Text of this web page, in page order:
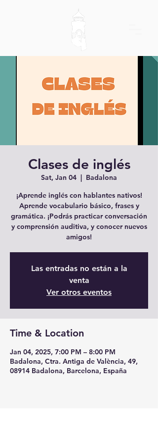
Clases de inglés
Sat, Jan 04
  |
Badalona
¡Aprende inglés con hablantes nativos!
Aprende vocabulario básico, frases y
gramática. ¡Podrás practicar conversación
y comprensión auditiva, y conocer nuevos
amigos!
Las entradas no están a la
venta
Ver otros eventos
Time & Location
Jan 04, 2025, 7:00 PM – 8:00 PM
Badalona, Ctra. Antiga de València, 49,
08914 Badalona, Barcelona, España